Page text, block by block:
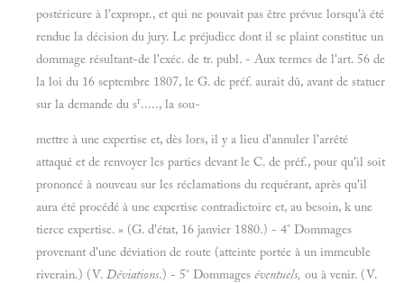
postérieure à l'expropr., et qui ne pouvait pas être prévue lorsqu'à été
rendue la décision du jury. Le préjudice dont il se plaint constitue un
dommage résultant-de l'exéc. de tr. publ. - Aux termes de l'art. 56 de
la loi du 16 septembre 1807, le G. de préf. aurait dû, avant de statuer
sur la demande du sr....., la sou-
mettre à une expertise et, dès lors, il y a lieu d'annuler l'arrêté
attaqué et de renvoyer les parties devant le C. de préf., pour qu'il soit
prononcé à nouveau sur les réclamations du requérant, après qu'il
aura été procédé à une expertise contradictoire et, au besoin, k une
tierce expertise. » (G. d'état, 16 janvier 1880.) - 4° Dommages
provenant d'une déviation de route (atteinte portée à un immeuble
riverain.) (V. Déviations.) - 5° Dommages éventuels, ou à venir. (V.